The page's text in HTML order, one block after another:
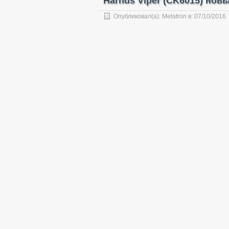
Опубликовал(а): Metatron в: 07/10/2016